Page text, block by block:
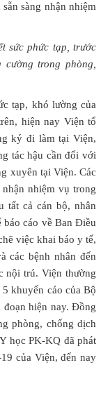
sàng nhận nhiệm
sức phức tạp, trước
trong phòng,
tạp, khó lường của
hiện nay Viện tổ
ký đi làm tại Viện,
tác hậu cần đối với
xuyên tại Viện. Các
nhiệm vụ trong
tất cả cán bộ, nhân
báo cáo về Ban Điều
việc khai báo y tế,
các bệnh nhân đến
nội trú. Viện thường
khuyến cáo của Bộ
hiện nay. Đồng
phòng, chống dịch
học PK-KQ đã phát
của Viện, đến nay